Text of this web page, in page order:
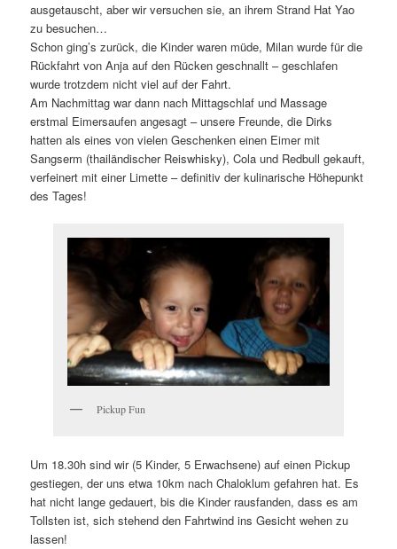
ausgetauscht, aber wir versuchen sie, an ihrem Strand Hat Yao
zu besuchen…
Schon ging’s zurück, die Kinder waren müde, Milan wurde für die
Rückfahrt von Anja auf den Rücken geschnallt – geschlafen
wurde trotzdem nicht viel auf der Fahrt.
Am Nachmittag war dann nach Mittagschlaf und Massage
erstmal Eimersaufen angesagt – unsere Freunde, die Dirks
hatten als eines von vielen Geschenken einen Eimer mit
Sangserm (thailändischer Reiswhisky), Cola und Redbull gekauft,
verfeinert mit einer Limette – definitiv der kulinarische Höhepunkt
des Tages!
Pickup Fun
Um 18.30h sind wir (5 Kinder, 5 Erwachsene) auf einen Pickup
gestiegen, der uns etwa 10km nach Chaloklum gefahren hat. Es
hat nicht lange gedauert, bis die Kinder rausfanden, dass es am
Tollsten ist, sich stehend den Fahrtwind ins Gesicht wehen zu
lassen!